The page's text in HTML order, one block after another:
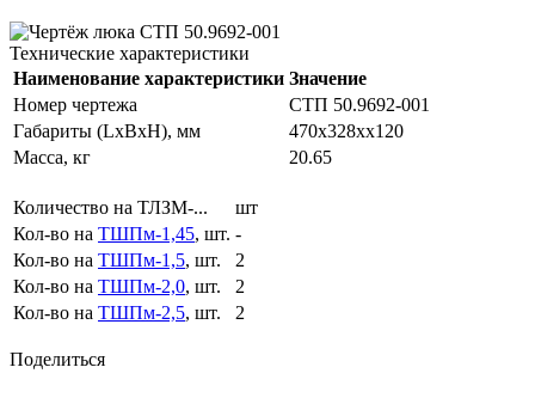
Технические характеристики
Наименование характеристики Значение
Номер чертежа
СТП 50.9692-001
Габариты (LxBxH), мм
470x328xx120
Масса, кг
20.65
Количество на ТЛЗМ-...
шт
Кол-во на ТШПм-1,45, шт. -
Кол-во на ТШПм-1,5, шт.
2
Кол-во на ТШПм-2,0, шт.
2
Кол-во на ТШПм-2,5, шт. 2
Поделиться